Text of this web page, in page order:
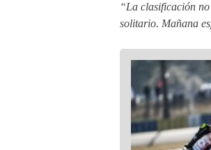
“La clasificación
solitario. Mañana